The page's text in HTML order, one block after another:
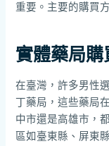
重要。主要的購買
實體藥局購
在臺灣，許多男性
丁藥局，這些藥局
中市還是高雄市，
區如臺東縣、屏東